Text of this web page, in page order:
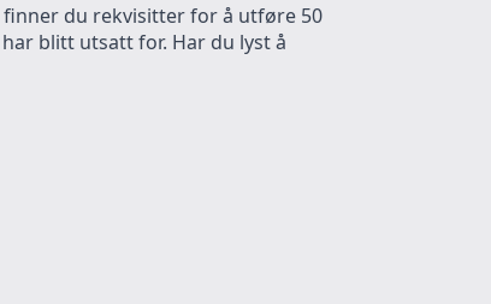
finner du rekvisitter for å utføre 50
blitt utsatt for. Har du lyst å